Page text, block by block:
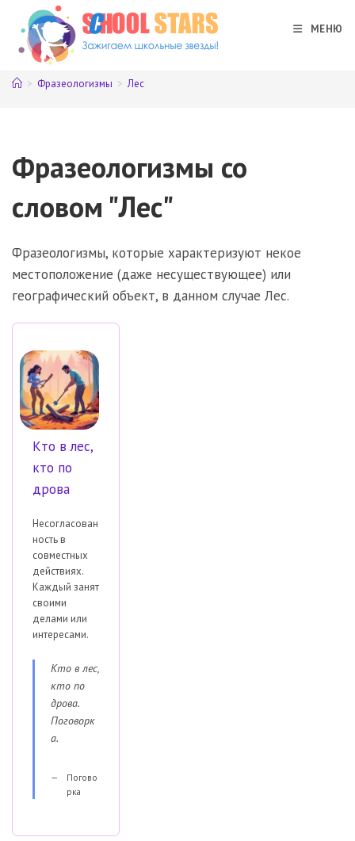
Перейти
содержимому
МЕНЮ
> Фразеологизмы > Лес
Фразеологизмы со
словом "Лес"
Фразеологизмы, которые характеризуют некое
местоположение (даже несуществующее) или
географический объект, в данном случае Лес.
Кто в лес,
кто по
дрова
Несогласован
ность в
совместных
действиях.
Каждый занят
своими
делами или
интересами.
Кто в лес,
кто по
дрова.
Поговорк
а.
Погово
рка